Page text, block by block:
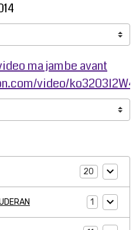
ma jambe avant
video/
20
1